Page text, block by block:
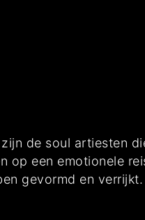
de soul artiesten
op een emotionele
gevormd en verrijkt.